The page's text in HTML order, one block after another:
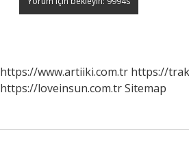
https://www.artiiki.com.tr https://
https://loveinsun.com.trSitemap